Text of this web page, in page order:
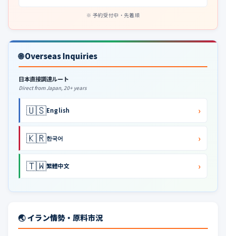
予約受付中・先着順
🌐 Overseas Inquiries
日本直接調達ルート
Direct from Japan, 20+ years
🇺🇸English ›
🇰🇷한국어 ›
🇹🇼繁體中文 ›
🌏 イラン情勢・原料市況